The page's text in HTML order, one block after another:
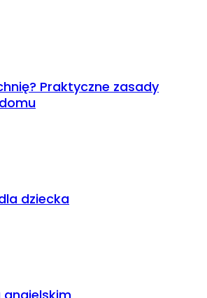
Praktyczne zasady
dziecka